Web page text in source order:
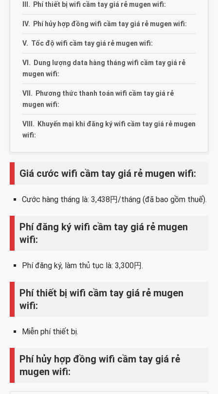
Phí thiết bị wifi cầm tay giá rẻ mugen wifi:
Phí hủy hợp đồng wifi cầm tay giá rẻ mugen wifi:
Tốc độ wifi cầm tay giá rẻ mugen wifi:
Dung lượng data hàng tháng wifi cầm tay giá rẻ
mugen wifi:
Phương thức thanh toán wifi cầm tay giá rẻ
mugen wifi:
Khuyến mại khi đăng ký wifi cầm tay giá rẻ mugen
wifi:
Giá cước wifi cầm tay giá rẻ mugen wifi:
Cước hàng tháng là: 3,438円/tháng (đã bao gồm thuế).
Phí đăng ký wifi cầm tay giá rẻ mugen
wifi:
Phí đăng ký, làm thủ tục là: 3,300円.
Phí thiết bị wifi cầm tay giá rẻ mugen
wifi:
Miễn phí thiết bị.
Phí hủy hợp đồng wifi cầm tay giá rẻ
mugen wifi: